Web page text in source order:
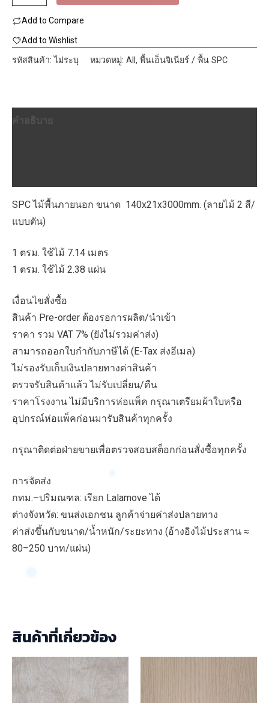
SPC
ไม้
พื้น
ภายนอก
2
Add to Compare
Add to Wishlist
รหัสสินค้า:ไม่ระบุ หมวดหมู่: All , พื้นเอ็นจิเนียร์ / พื้น SPC
คำอธิบาย
SPC ไม้พื้นภายนอก ขนาด 140x21x3000mm. (ลายไม้ 2 สี/
แบบตัน)
1 ตรม. ใช้ไม้ 7.14 เมตร
1 ตรม. ใช้ไม้ 2.38 แผ่น
เงื่อนไขสั่งซื้อ
สินค้า Pre-order ต้องรอการผลิต/นำเข้า
ราคา รวม VAT 7% (ยังไม่รวมค่าส่ง)
สามารถออกใบกำกับภาษีได้ (E-Tax ส่งอีเมล)
ไม่รองรับเก็บเงินปลายทางค่าสินค้า
ตรวจรับสินค้าแล้ว ไม่รับเปลี่ยน/คืน
ราคาโรงงาน ไม่มีบริการห่อแพ็ค กรุณาเตรียมผ้าใบหรือ
อุปกรณ์ห่อแพ็คก่อนมารับสินค้าทุกครั้ง
กรุณาติดต่อฝ่ายขายเพื่อตรวจสอบสต็อกก่อนสั่งซื้อทุกครั้ง
การจัดส่ง
กทม.–ปริมณฑล: เรียก Lalamove ได้
ต่างจังหวัด: ขนส่งเอกชน ลูกค้าจ่ายค่าส่งปลายทาง
ค่าส่งขึ้นกับขนาด/น้ำหนัก/ระยะทาง (อ้างอิงไม้ประสาน ≈
80–250 บาท/แผ่น)
สินค้าที่เกี่ยวข้อง